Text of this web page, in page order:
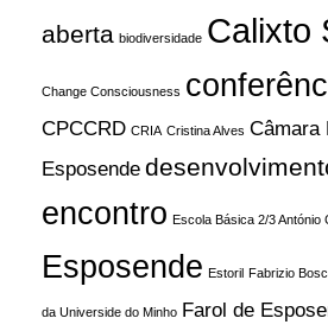
aberta biodiversidade Calixto
Change Consciousness
CPCCRD CRIA Cristina Alves Câmara
Esposende
encontro Escola Básica 2/3 António
Esposende Estoril Fabrizio
da Universide do Minho Farol de